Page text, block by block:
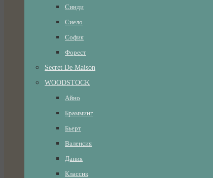
Синди
Сиело
София
Форест
Secret De Maison
WOODSTOCK
Айно
Брамминг
Бьерт
Валенсия
Дания
Классик